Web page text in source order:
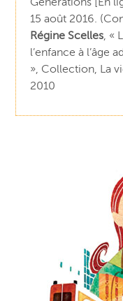
15 août 2016.
Régine Scelles, «
l’enfance à l’âge
», Collection, La
2010